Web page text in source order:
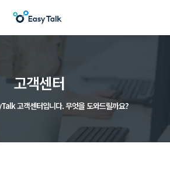
고객센터
고객센터입니다.무엇을 도와드릴까요?